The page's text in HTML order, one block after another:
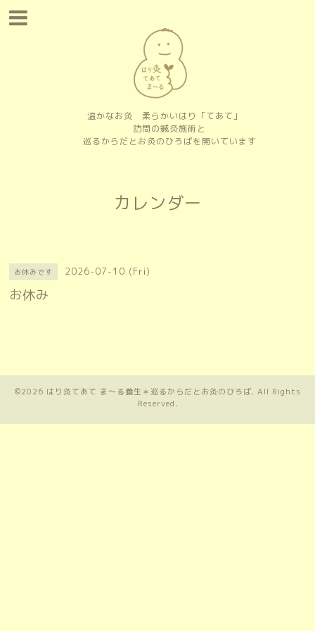
温かなお灸 柔らかいはり「てあて」
訪問の鍼灸施術と
巡るからだとお灸のひろばを開いています
カレンダー
お休みです 2026-07-10 (Fri)
お休み
©2026 はり灸てあて ま〜る養生＊巡るからだとお灸のひろば. All Rights
Reserved.